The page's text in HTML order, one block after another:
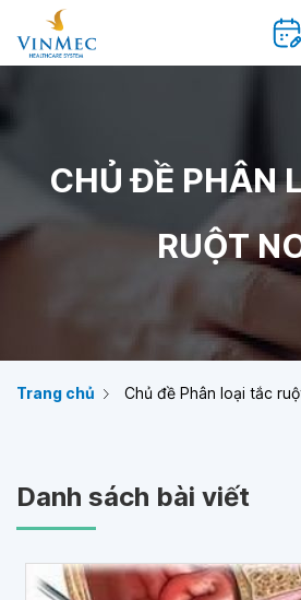
CHỦ ĐỀ PHÂN
RUỘT
Trang chủ Chủ đề Phân loại tắc
Danh sách bài viết